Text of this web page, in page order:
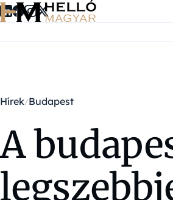
Ugrás a tartalomra
Hírek Budapest
A